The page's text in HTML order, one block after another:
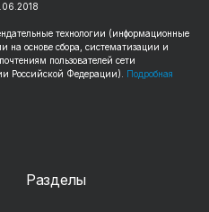
технологии (информационные
на основе сбора, систематизации и
пользователей сети
Российской Федерации). Подробная
Разделы